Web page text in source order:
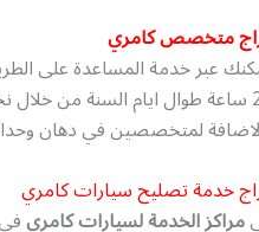
متخصص كامري
عبر خدمة المساعدة على
24 ساعة طوال ايام السنة من
لمتخصصين في دهان
خدمة تصليح سيارات كامري
مراكز الخدمة لسيارات كامري